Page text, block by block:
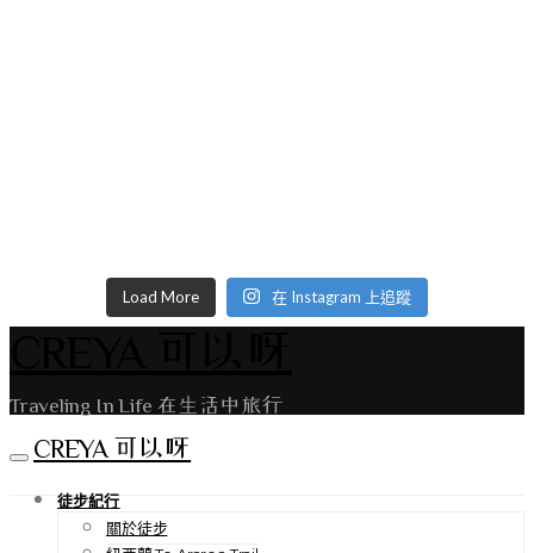
Load More 在 Instagram 上追蹤
Traveling In Life 在生活中旅行
CREYA 可以呀
徒步紀行
關於徒步